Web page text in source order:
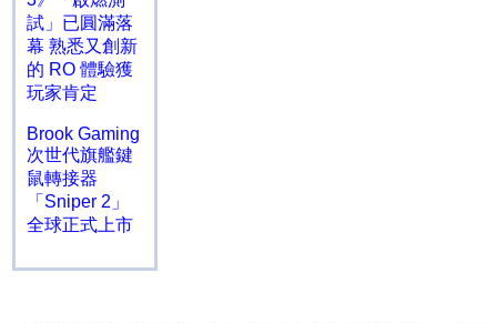
試」已圓滿落
幕 熟悉又創新
的 RO 體驗獲
玩家肯定
Brook Gaming
次世代旗艦鍵
鼠轉接器
「Sniper 2」
全球正式上市